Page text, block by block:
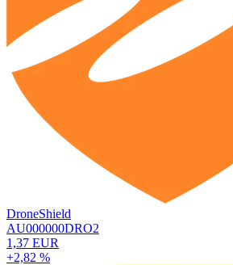
DroneShield
AU000000DRO2
1,37 EUR
+2,82 %